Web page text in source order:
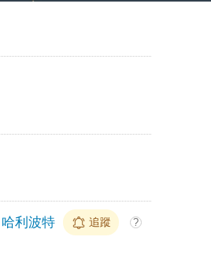
哈利波特 追蹤 ?